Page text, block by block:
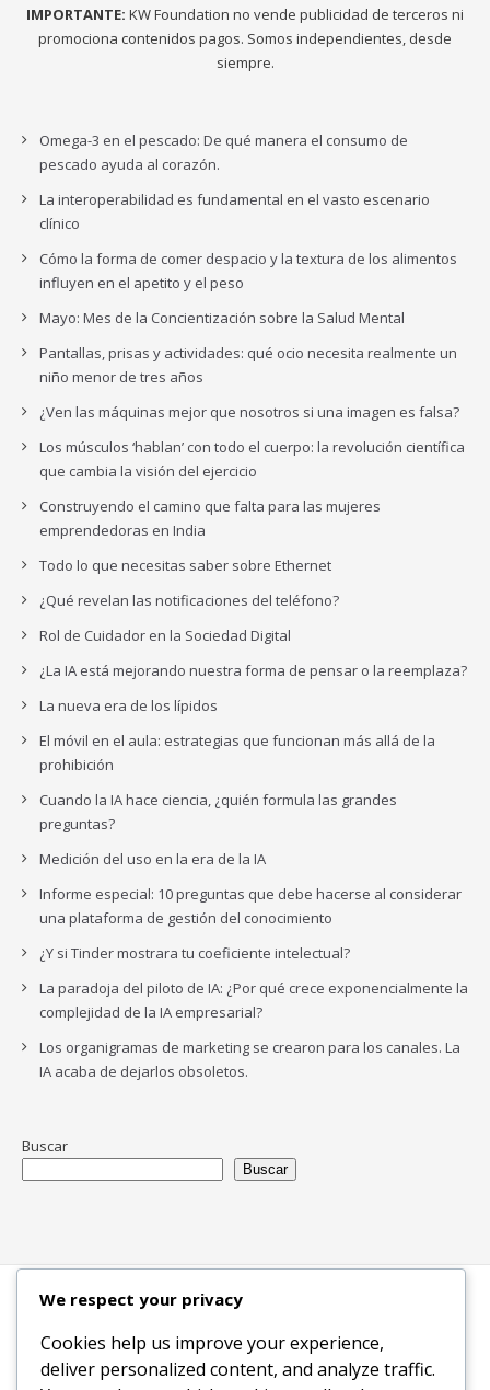
IMPORTANTE: KW Foundation no vende publicidad de terceros ni
promociona contenidos pagos. Somos independientes, desde
siempre.
Omega-3 en el pescado: De qué manera el consumo de
pescado ayuda al corazón.
La interoperabilidad es fundamental en el vasto escenario
clínico
Cómo la forma de comer despacio y la textura de los alimentos
influyen en el apetito y el peso
Mayo: Mes de la Concientización sobre la Salud Mental
Pantallas, prisas y actividades: qué ocio necesita realmente un
niño menor de tres años
¿Ven las máquinas mejor que nosotros si una imagen es falsa?
Los músculos ‘hablan’ con todo el cuerpo: la revolución científica
que cambia la visión del ejercicio
Construyendo el camino que falta para las mujeres
emprendedoras en India
Todo lo que necesitas saber sobre Ethernet
¿Qué revelan las notificaciones del teléfono?
Rol de Cuidador en la Sociedad Digital
¿La IA está mejorando nuestra forma de pensar o la reemplaza?
La nueva era de los lípidos
El móvil en el aula: estrategias que funcionan más allá de la
prohibición
Cuando la IA hace ciencia, ¿quién formula las grandes
preguntas?
Medición del uso en la era de la IA
Informe especial: 10 preguntas que debe hacerse al considerar
una plataforma de gestión del conocimiento
¿Y si Tinder mostrara tu coeficiente intelectual?
La paradoja del piloto de IA: ¿Por qué crece exponencialmente la
complejidad de la IA empresarial?
Los organigramas de marketing se crearon para los canales. La
IA acaba de dejarlos obsoletos.
Buscar
Buscar
Inicio Blog
Bloques Temáticos
Productos & Servicios
Contactos
Acerca de
Ingreso
We respect your privacy
Cookies help us improve your experience,
deliver personalized content, and analyze traffic.